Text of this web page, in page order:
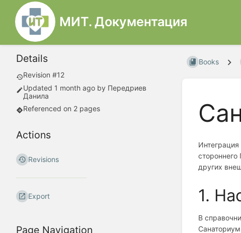
МИТ. Документация
Details
Revision #12
Updated 1 month ago by Передриев
Данила
Referenced on 2 pages
Actions
Revisions
Export
Page Navigation
Books
других
1.
В